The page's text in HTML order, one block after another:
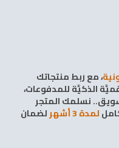
، مع ربط منتجاتك
الذكيَّة للمدفوعات،
نسلمك المتجر
لمدة 3 أشهر لضمان